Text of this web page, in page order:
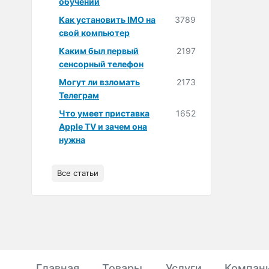
Как установить IMO на
свой компьютер
3789
Каким был первый
сенсорный телефон
2197
Могут ли взломать
Телеграм
2173
Что умеет приставка
Apple TV и зачем она
нужна
1652
Все статьи